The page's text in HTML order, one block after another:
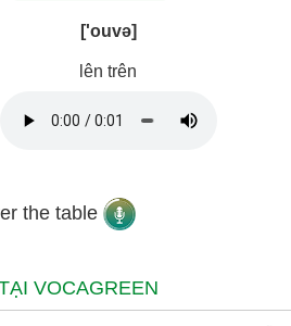
['ouvə]
lên trên
the table
VOCAGREEN